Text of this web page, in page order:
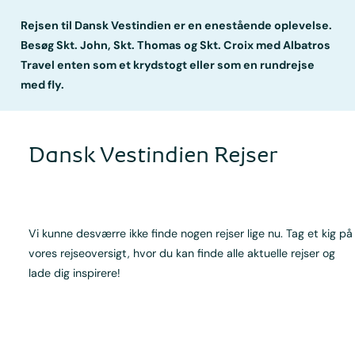
Rejsen til Dansk Vestindien er en enestående oplevelse.
Besøg Skt. John, Skt. Thomas og Skt. Croix med Albatros
Travel enten som et krydstogt eller som en rundrejse
med fly.
Dansk Vestindien Rejser
Vi kunne desværre ikke finde nogen rejser lige nu. Tag et kig på
vores rejseoversigt, hvor du kan finde alle aktuelle rejser og
lade dig inspirere!